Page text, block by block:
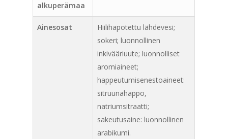
alkuperämaa
Ainesosat
Hiilihapotettu lähdevesi;
sokeri; luonnollinen
inkivääriuute; luonnolliset
aromiaineet;
happeutumisenestoaineet:
sitruunahappo,
natriumsitraatti;
sakeutusaine: luonnollinen
arabikumi.